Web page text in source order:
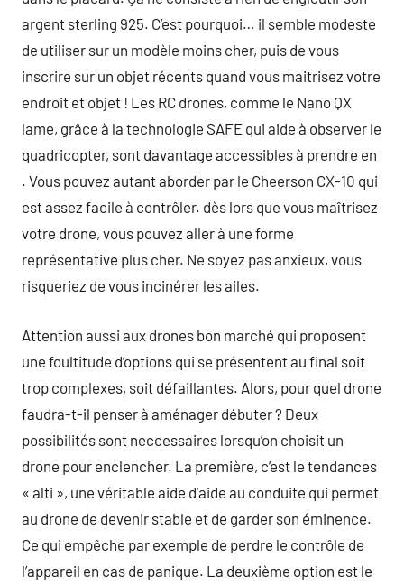
argent sterling 925. C’est pourquoi… il semble modeste
de utiliser sur un modèle moins cher, puis de vous
inscrire sur un objet récents quand vous maitrisez votre
endroit et objet ! Les RC drones, comme le Nano QX
lame, grâce à la technologie SAFE qui aide à observer le
quadricopter, sont davantage accessibles à prendre en
. Vous pouvez autant aborder par le Cheerson CX-10 qui
est assez facile à contrôler. dès lors que vous maîtrisez
votre drone, vous pouvez aller à une forme
représentative plus cher. Ne soyez pas anxieux, vous
risqueriez de vous incinérer les ailes.
Attention aussi aux drones bon marché qui proposent
une foultitude d’options qui se présentent au final soit
trop complexes, soit défaillantes. Alors, pour quel drone
faudra-t-il penser à aménager débuter ? Deux
possibilités sont neccessaires lorsqu’on choisit un
drone pour enclencher. La première, c’est le tendances
« alti », une véritable aide d’aide au conduite qui permet
au drone de devenir stable et de garder son éminence.
Ce qui empêche par exemple de perdre le contrôle de
l’appareil en cas de panique. La deuxième option est le